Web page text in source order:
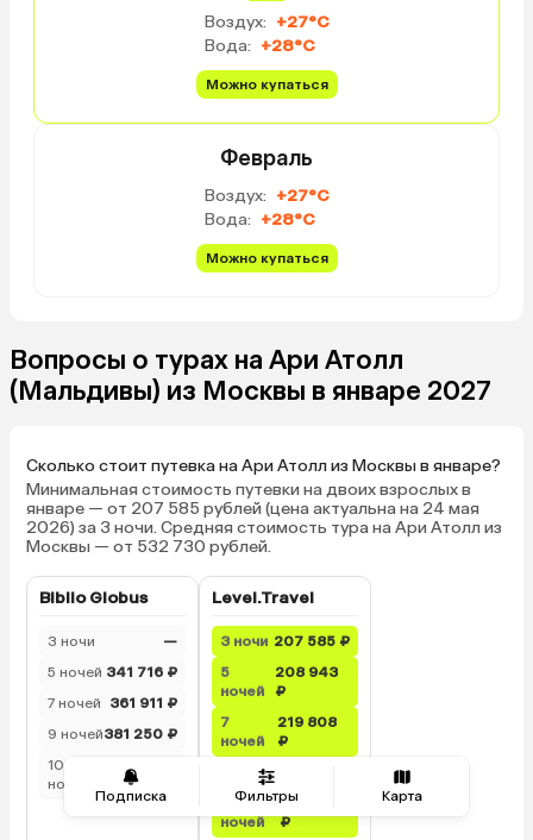
Подписка Фильтры Карта
Воздух: +27°C
Вода: +28°C
Можно купаться
Февраль
Воздух: +27°C
Вода: +28°C
Можно купаться
Вопросы о турах на Ари Атолл
(Мальдивы) из Москвы в январе 2027
Сколько стоит путевка на Ари Атолл из Москвы в январе?
Минимальная стоимость путевки на двоих взрослых в
январе — от 207 585 рублей (цена актуальна на 24 мая
2026) за 3 ночи. Средняя стоимость тура на Ари Атолл из
Москвы — от 532 730 рублей.
Biblio Globus
3 ночи
—
5 ночей 341 716 ₽
7 ночей
361 911 ₽
9 ночей381 250 ₽
10
ночей
394 063
Level.Travel
3 ночи 207 585 ₽
5
ночей
208 943
₽
7
ночей
219 808
₽
9 ночей
10
ночей
234 593
₽